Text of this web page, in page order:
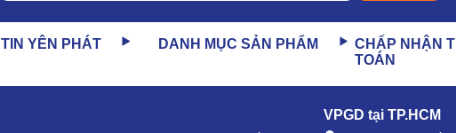
đi qua, cho nên không gian tại khu vực vệ sinh rất sạch sẽ.
đặt trong thùng chứa. Thiết kế bằng vải lọc chuyên dụng,
để tái sử dụng lâu dài.
YÊN PHÁT DANH MỤC SẢN PHẨM
CHẤP NHẬN
TOÁN
VPGD tại TP.HCM